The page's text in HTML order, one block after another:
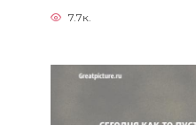
7.7к.